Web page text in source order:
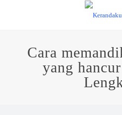
Cara
yang